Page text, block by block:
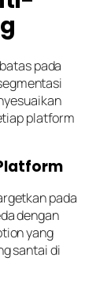
pada
platform
pada
dengan
yang
santai di